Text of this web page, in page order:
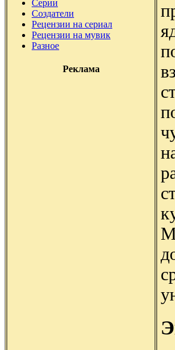
Серии
Создатели
Рецензии на сериал
Рецензии на мувик
Разное
Реклама